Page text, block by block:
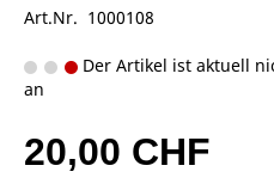
Art.Nr. 1000108
Der Artikel ist aktuell
an
20,00 CHF